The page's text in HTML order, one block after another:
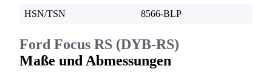
HSN/TSN
8566-BLP
Ford Focus RS (DYB-RS)
Maße und Abmessungen